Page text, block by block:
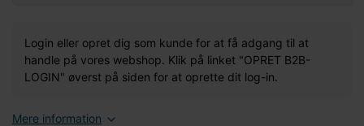
Login eller opret dig som kunde for at få adgang til at
handle på vores webshop. Klik på linket "OPRET B2B-
LOGIN" øverst på siden for at oprette dit log-in.
Mere information